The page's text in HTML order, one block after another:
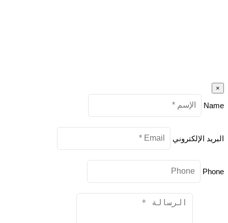
×
Name
البريد الإلكتروني
Phone